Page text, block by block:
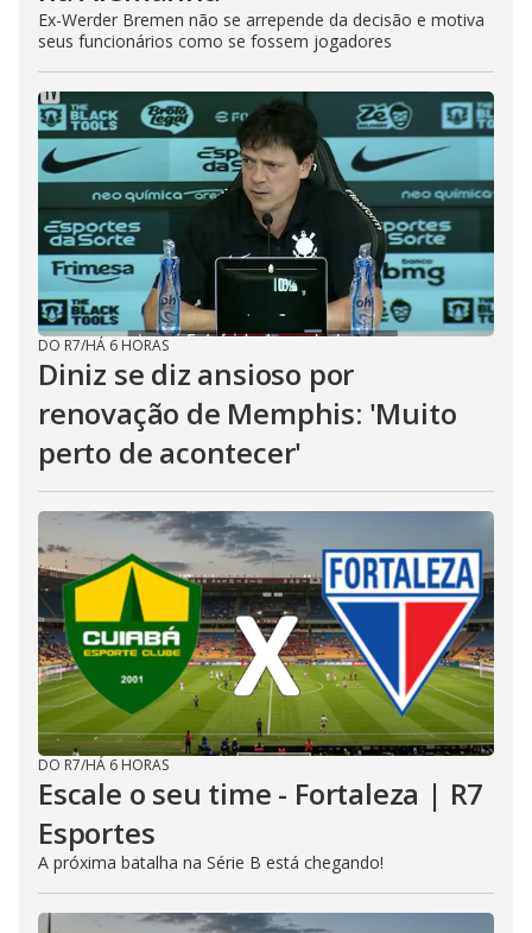
Ex-Werder Bremen não se arrepende da decisão e motiva
seus funcionários como se fossem jogadores
DO R7/HÁ 6 HORAS
Diniz se diz ansioso por
renovação de Memphis: 'Muito
perto de acontecer'
DO R7/HÁ 6 HORAS
Escale o seu time - Fortaleza | R7
Esportes
A próxima batalha na Série B está chegando!